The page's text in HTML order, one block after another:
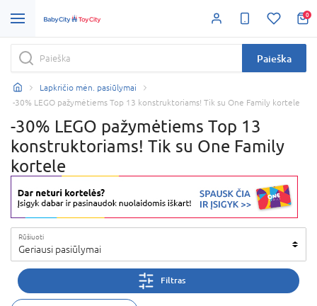
0
Paieška
Lapkričio mėn. pasiūlymai
-30% LEGO pažymėtiems Top 13 konstruktoriams! Tik su One Family kortele
-30% LEGO pažymėtiems Top 13
konstruktoriams! Tik su One Family
kortele
Rūšiuoti
Geriausi pasiūlymai
Filtras